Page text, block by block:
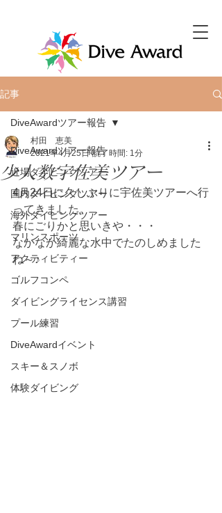
記事
DiveAwardツアー報告
近場ダイビングツアー
国内ダイビングツアー
海外ダイビングツアー
マリンスポーツ
アクティビティー
ゴルフコンペ
ダイビングライセンス講習
プール練習
DiveAwardイベント
スキー＆スノボ
体験ダイビング
DiveAwardツアー報告
少人数宇佐美ツアー
村田 恵美
2021年4月25日 読了時間: 1分
4月24日に久しぶりに宇佐美ツアーへ行
ってきました。
春にごりかと思いきや・・・
なかなか綺麗な水中でたのしめました
ね～♪